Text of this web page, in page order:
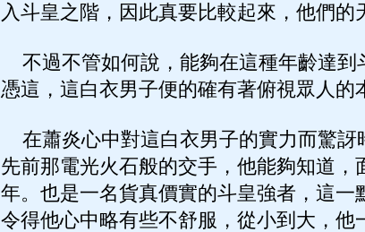
入斗皇之階，因此真要比較起來，他們的
不過不管如何說，能夠在這種年齡達到
憑這，這白衣男子便的確有著俯視眾人的
在蕭炎心中對這白衣男子的實力而驚訝
先前那電光火石般的交手，他能夠知道
年。也是一名貨真價實的斗皇強者，這一
令得他心中略有些不舒服，從小到大，他